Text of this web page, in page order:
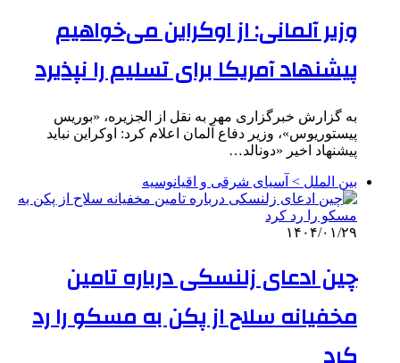
وزیر آلمانی: از اوکراین می‌خواهیم
پیشنهاد آمریکا برای تسلیم را نپذیرد
به گزارش خبرگزاری مهر به نقل از الجزیره، «بوریس
پیستوریوس»، وزیر دفاع آلمان اعلام کرد: اوکراین نباید
پیشنهاد اخیر «دونالد…
بین الملل > آسیای شرقی و اقیانوسیه
۱۴۰۴/۰۱/۲۹
چین ادعای زلنسکی درباره تامین
مخفیانه سلاح از پکن به مسکو را رد